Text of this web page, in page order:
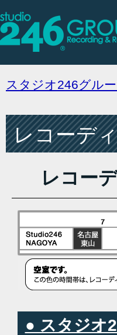
スタジオ246グル
レコーデ
レコー
● スタジオ